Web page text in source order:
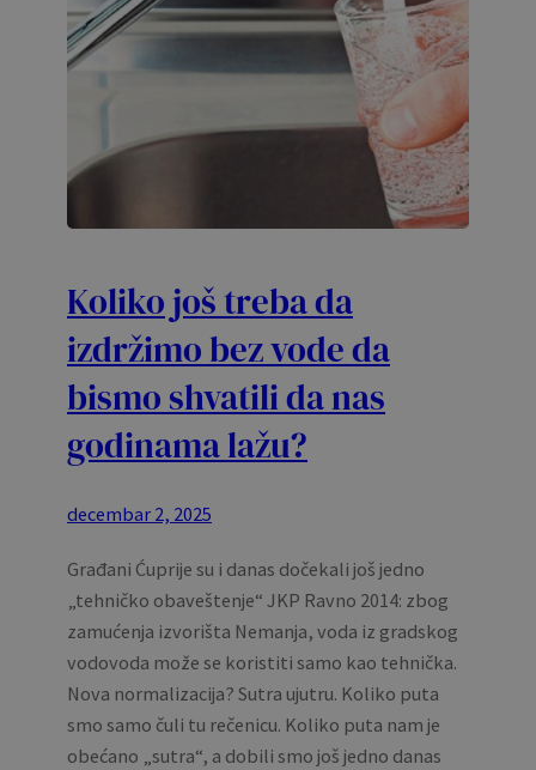
Koliko još treba da
izdržimo bez vode da
bismo shvatili da nas
godinama lažu?
decembar 2, 2025
Građani Ćuprije su i danas dočekali još jedno
„tehničko obaveštenje“ JKP Ravno 2014: zbog
zamućenja izvorišta Nemanja, voda iz gradskog
vodovoda može se koristiti samo kao tehnička.
Nova normalizacija? Sutra ujutru. Koliko puta
smo samo čuli tu rečenicu. Koliko puta nam je
obećano „sutra“, a dobili smo još jedno danas